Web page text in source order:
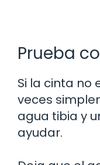
Prueba
Si la cinta no
veces
agua tibia y
ayudar.